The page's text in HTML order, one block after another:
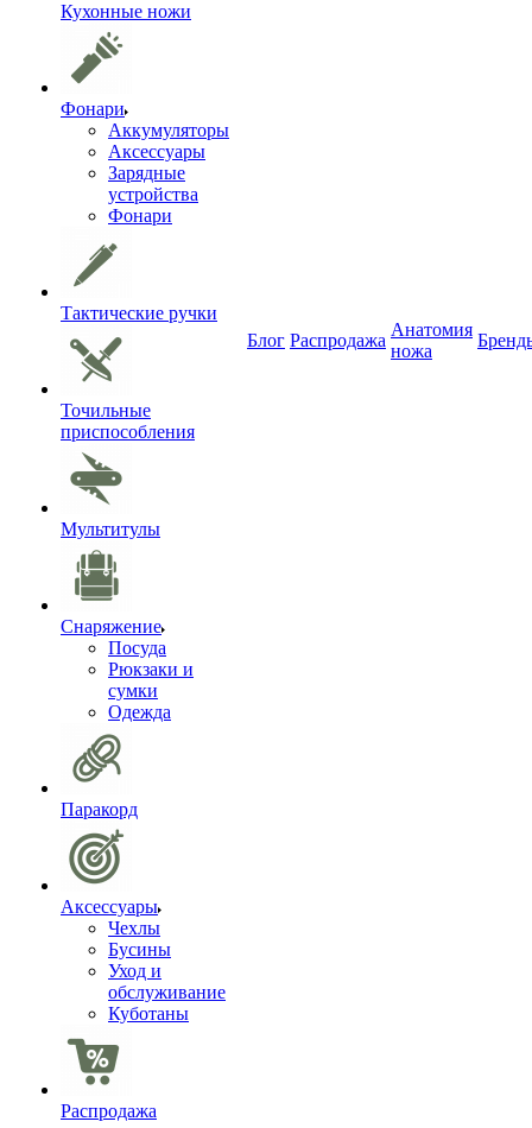
Кухонные ножи
Фонари
Аккумуляторы
Аксессуары
Зарядные
устройства
Фонари
Тактические ручки
Точильные
приспособления
Мультитулы
Снаряжение
Посуда
Рюкзаки и
сумки
Одежда
Паракорд
Аксессуары
Чехлы
Бусины
Уход и
обслуживание
Куботаны
Распродажа
Блог Распродажа
Анатомия
ножа